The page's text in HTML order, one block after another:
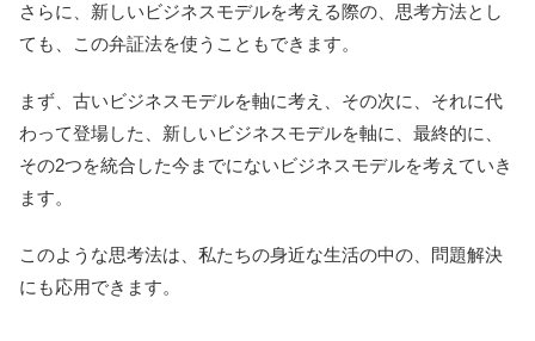
さらに、新しいビジネスモデルを考える際の、思考方法とし
ても、この弁証法を使うこともできます。
まず、古いビジネスモデルを軸に考え、その次に、それに代
わって登場した、新しいビジネスモデルを軸に、最終的に、
その2つを統合した今までにないビジネスモデルを考えていき
ます。
このような思考法は、私たちの身近な生活の中の、問題解決
にも応用できます。